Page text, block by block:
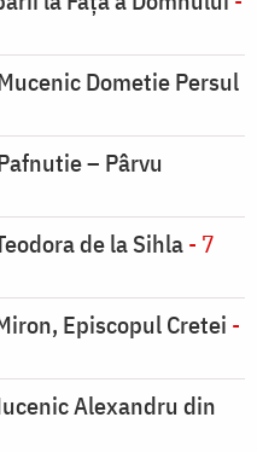
Dometie Persul
– Pârvu
de la Sihla- 7
Episcopul Cretei -
Alexandru din